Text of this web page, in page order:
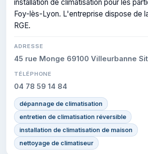
installation de climatisation pour les
Foy-lès-Lyon. L'entreprise dispose de
RGE.
ADRESSE
45 rue Monge 69100 Villeurbanne
TÉLÉPHONE
04 78 59 14 84
dépannage de climatisation
entretien de climatisation réversible
installation de climatisation de maison
nettoyage de climatiseur